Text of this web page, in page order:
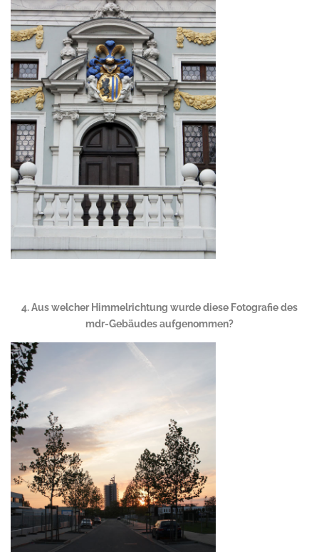
4. Aus welcher Himmelrichtung wurde diese Fotografie des
mdr-Gebäudes aufgenommen?